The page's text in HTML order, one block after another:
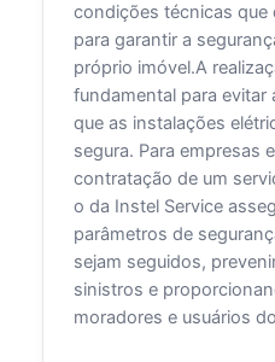
condições técnicas que
para garantir a
próprio imóvel.A
fundamental para evitar
que as instalações
segura. Para empresas
contratação de um
o da Instel Service
parâmetros de
sejam seguidos,
sinistros e
moradores e usuários